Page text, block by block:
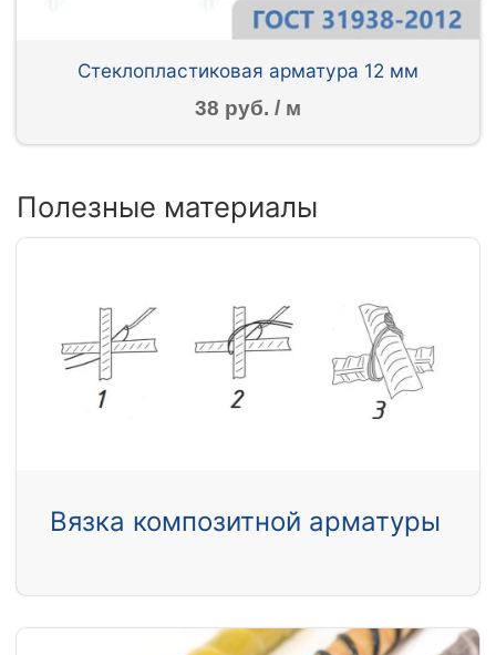
Стеклопластиковая арматура 12 мм
38 руб. / м
Полезные материалы
Вязка композитной арматуры